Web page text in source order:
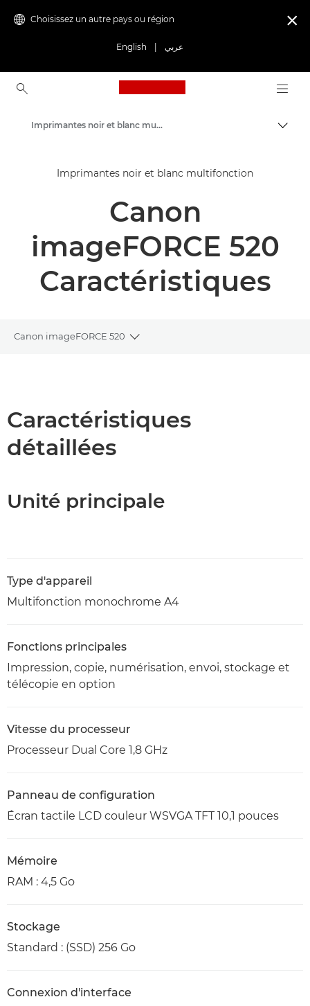
Choisissez un autre pays ou région
English عربي

Canon Logo, back to
Solutions et services
Produits professionnels
Imprimantes multifonctions - Multifonctions
Imprimantes noir et blanc multifonction
Imprimantes noir et blanc multifonction
Canon
imageFORCE 520
Caractéristiques
Canon imageFORCE 520
Toggle breadcrumbs
Téléchargement au format PDF
Caractéristiques
détaillées
Unité principale
Type d'appareil
Multifonction monochrome A4
Fonctions principales
Impression, copie, numérisation, envoi, stockage et
télécopie en option
Vitesse du processeur
Processeur Dual Core 1,8 GHz
Panneau de configuration
Écran tactile LCD couleur WSVGA TFT 10,1 pouces
Mémoire
RAM : 4,5 Go
Stockage
Standard : (SSD) 256 Go
Connexion d'interface